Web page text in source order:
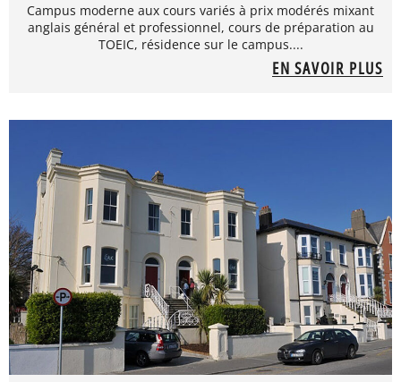
Campus moderne aux cours variés à prix modérés mixant
anglais général et professionnel, cours de préparation au
TOEIC, résidence sur le campus....
EN SAVOIR PLUS